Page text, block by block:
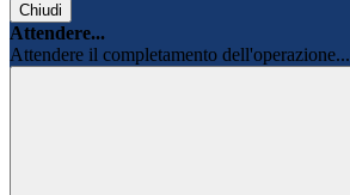
Chiudi
Attendere...
Attendere il completamento dell'operazione...